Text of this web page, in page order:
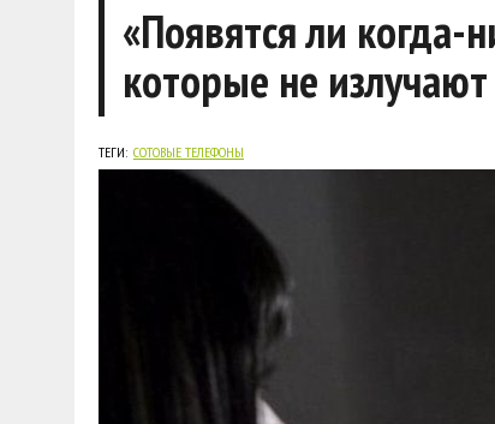
«Появятся ли
которые не
ТЕГИ: СОТОВЫЕ ТЕЛЕФОНЫ